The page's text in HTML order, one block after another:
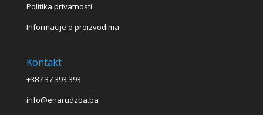
Politika privatnosti
Informacije o proizvodima
Kontakt
+387 37 393 393
info@enarudzba.ba